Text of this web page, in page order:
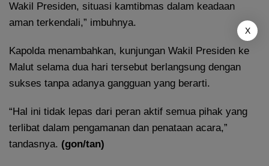
Wakil Presiden, situasi kamtibmas dalam keadaan
aman terkendali,” imbuhnya.
Kapolda menambahkan, kunjungan Wakil Presiden ke
Malut selama dua hari tersebut berlangsung dengan
sukses tanpa adanya gangguan yang berarti.
“Hal ini tidak lepas dari peran aktif semua pihak yang
terlibat dalam pengamanan dan penataan acara,”
tandasnya. (gon/tan)
X